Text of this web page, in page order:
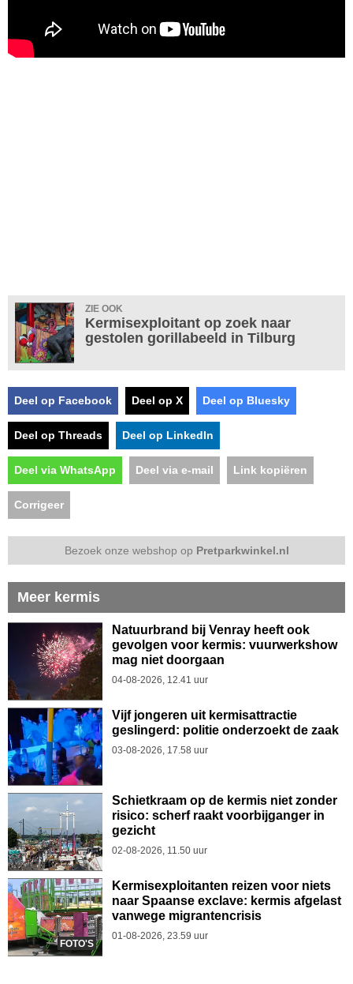
ZIE OOK
Kermisexploitant op zoek naar
gestolen gorillabeeld in Tilburg
Deel op Facebook Deel op X Deel op Bluesky
Deel op Threads Deel op LinkedIn
Deel via WhatsApp Deel via e-mail Link kopiëren
Corrigeer
Bezoek onze webshop op Pretparkwinkel.nl
Meer kermis
Natuurbrand bij Venray heeft ook
gevolgen voor kermis: vuurwerkshow
mag niet doorgaan
04-08-2026, 12.41 uur
Vijf jongeren uit kermisattractie
geslingerd: politie onderzoekt de zaak
03-08-2026, 17.58 uur
Schietkraam op de kermis niet zonder
risico: scherf raakt voorbijganger in
gezicht
02-08-2026, 11.50 uur
FOTO'S
Kermisexploitanten reizen voor niets
naar Spaanse exclave: kermis afgelast
vanwege migrantencrisis
01-08-2026, 23.59 uur